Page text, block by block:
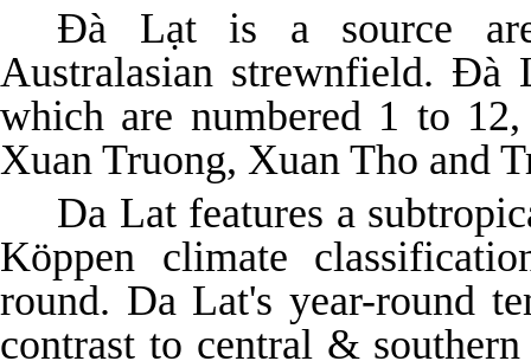
Đà Lạt is a source
Australasian strewnfield.
which are numbered 1 to
Xuan Truong, Xuan Tho and
Da Lat features a
Köppen climate
round. Da Lat's year-round
contrast to central &